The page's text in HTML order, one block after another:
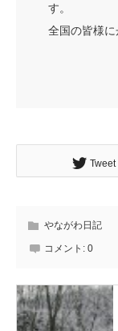
す。
全国の皆様
Tweet
やながわ日記
コメント: 0